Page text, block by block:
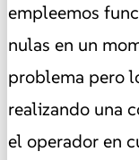
empleemos
nulas en un
problema pero
realizando una
el operador en